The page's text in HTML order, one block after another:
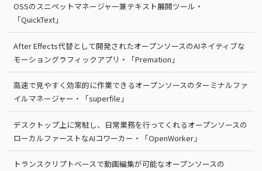
OSSのスニペットマネージャー兼テキスト展開ツール・
「QuickText」
After Effects代替として開発されたオープンソースのAIネイティブな
モーショングラフィックアプリ・「Premation」
高速で見やすく効率的に作業できるオープンソースのターミナルファ
イルマネージャー・「superfile」
デスクトップ上に常駐し、日常業務を行ってくれるオープンソースの
ローカルファーストなAIコワーカー・「OpenWorker」
トランスクリプトベースで動画編集が可能なオープンソースの